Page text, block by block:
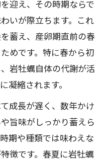
迎え、その時期ならで
いが際立ちます。これ
蓄え、産卵期直前の春
めです。特に春から初
岩牡蠣自体の代謝が活
凝縮されます。
成長が遅く、数年かけ
旨味がしっかり蓄えら
期や種類では味わえな
徴です。春夏に岩牡蠣